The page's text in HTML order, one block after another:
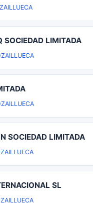
ILLUECA
SOCIEDAD LIMITADA
ILLUECA
ILLUECA
SOCIEDAD LIMITADA
ILLUECA
SL
ILLUECA